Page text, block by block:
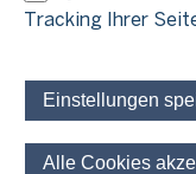
Tracking Ihrer
Einstellungen
Alle Cookies
Erzieher